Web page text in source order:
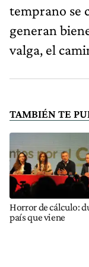
temprano se
generan
valga, el
TAMBIÉN TE
Horror de cálculo:
país que viene